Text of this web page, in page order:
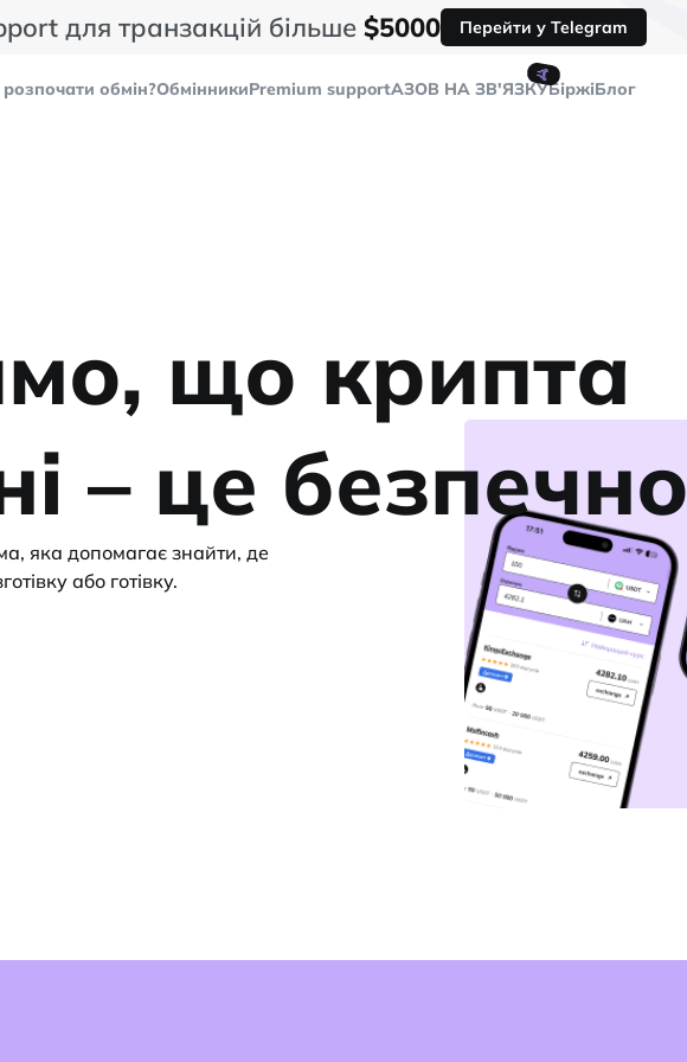
для транзакцій більше $5000 Перейти у Telegram
обмін?ОбмінникиPremium support
🤙
AЗОВ НА ЗВ'ЯЗКУБіржіБлог
що крипта
– це безпечно
яка допомагає знайти, де
або готівку.